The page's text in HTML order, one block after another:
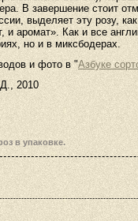
В завершение стоит
выделяет эту розу,
и аромат». Как и все
но и в миксбодерах.
и фото в "Азбуке
2010
в упаковке.